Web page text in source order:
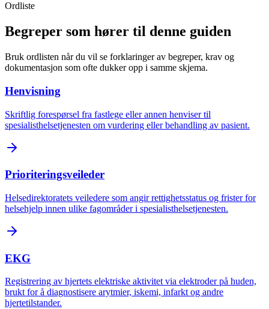
Ordliste
Begreper som hører til denne guiden
Bruk ordlisten når du vil se forklaringer av begreper, krav og
dokumentasjon som ofte dukker opp i samme skjema.
Henvisning
Skriftlig forespørsel fra fastlege eller annen henviser til
spesialisthelsetjenesten om vurdering eller behandling av pasient.
Prioriteringsveileder
Helsedirektoratets veiledere som angir rettighetsstatus og frister for
helsehjelp innen ulike fagområder i spesialisthelsetjenesten.
EKG
Registrering av hjertets elektriske aktivitet via elektroder på huden,
brukt for å diagnostisere arytmier, iskemi, infarkt og andre
hjertetilstander.